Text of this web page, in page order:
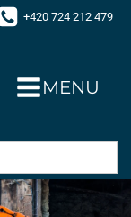
+420 724 212 479
MENU